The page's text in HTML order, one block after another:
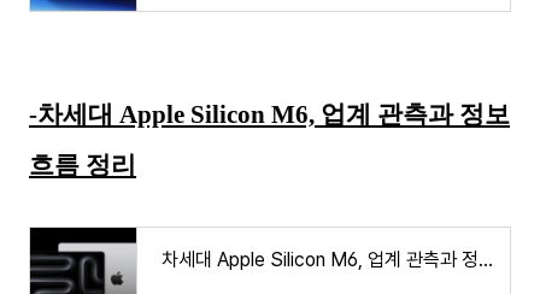
-차세대 Apple Silicon M6, 업계 관측과 정보
흐름 정리
차세대 Apple Silicon M6, 업계 관측과 정보 흐름 정리